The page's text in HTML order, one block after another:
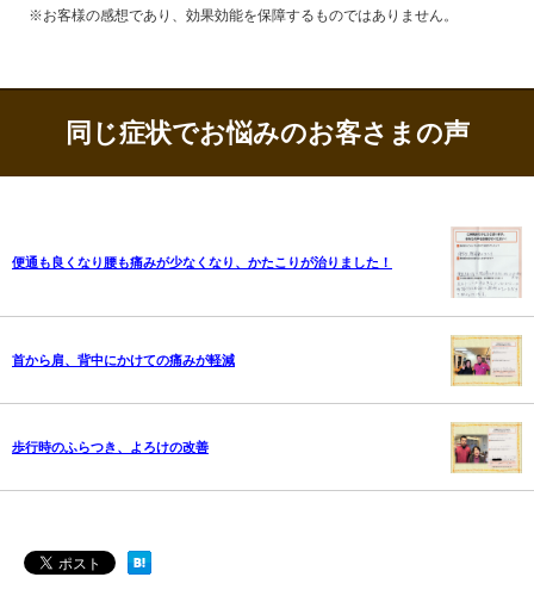
※お客様の感想であり、効果効能を保障するものではありません。
同じ症状でお悩みのお客さまの声
便通も良くなり腰も痛みが少なくなり、かたこりが治りました！
首から肩、背中にかけての痛みが軽減
歩行時のふらつき、よろけの改善